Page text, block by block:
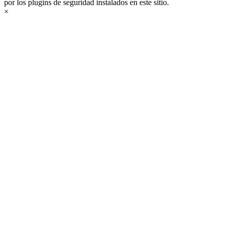
por los plugins de seguridad instalados en este sitio.
×